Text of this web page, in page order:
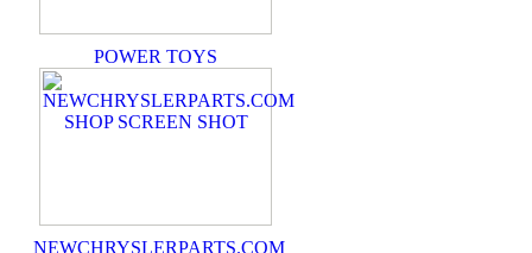
POWER TOYS
NEWCHRYSLERPARTS.COM